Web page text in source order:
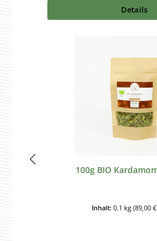
Details
100g BIO
Inhalt: 0.1 kg (89,00